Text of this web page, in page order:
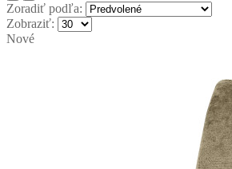
Zoradiť podľa:
Zobraziť:
Nové